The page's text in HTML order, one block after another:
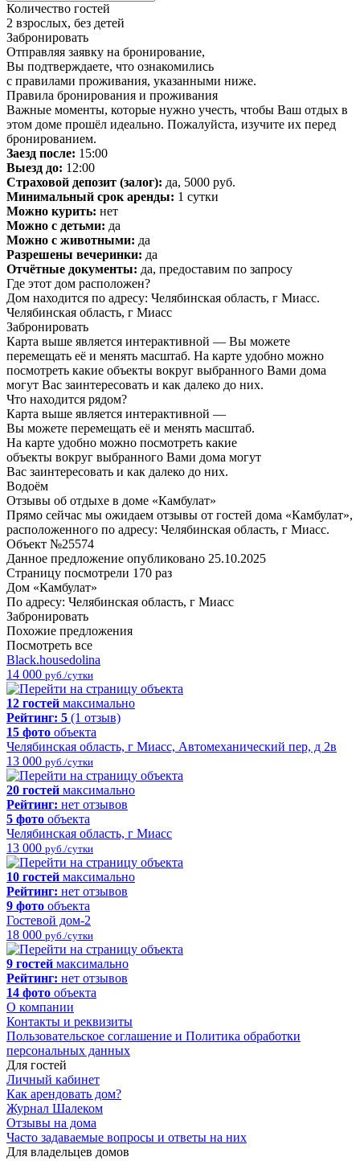
Количество гостей
2 взрослых, без детей
Забронировать
Отправляя заявку на бронирование,
Вы подтверждаете, что ознакомились
с правилами проживания, указанными ниже.
Правила бронирования и проживания
Важные моменты, которые нужно учесть, чтобы Ваш отдых в
этом доме прошёл идеально. Пожалуйста, изучите их перед
бронированием.
Заезд после: 15:00
Выезд до: 12:00
Страховой депозит (залог): да, 5000 руб.
Минимальный срок аренды: 1 сутки
Можно курить: нет
Можно с детьми: да
Можно с животными: да
Разрешены вечеринки: да
Отчётные документы: да, предоставим по запросу
Где этот дом расположен?
Дом находится по адресу: Челябинская область, г Миасс.
Челябинская область, г Миасс
Забронировать
Карта выше является интерактивной — Вы можете
перемещать её и менять масштаб. На карте удобно можно
посмотреть какие объекты вокруг выбранного Вами дома
могут Вас заинтересовать и как далеко до них.
Что находится рядом?
Карта выше является интерактивной —
Вы можете перемещать её и менять масштаб.
На карте удобно можно посмотреть какие
объекты вокруг выбранного Вами дома могут
Вас заинтересовать и как далеко до них.
Водоём
Отзывы об отдыхе в доме «Камбулат»
Прямо сейчас мы ожидаем отзывы от гостей дома «Камбулат»,
расположенного по адресу: Челябинская область, г Миасс.
Объект №25574
Данное предложение опубликовано 25.10.2025
Страницу посмотрели 170 раз
Дом «Камбулат»
По адресу: Челябинская область, г Миасс
Забронировать
Похожие предложения
Посмотреть все
Black.housedolina
14 000 руб./сутки
12 гостей максимально
Рейтинг: 5 (1 отзыв)
15 фото объекта
Челябинская область, г Миасс, Автомеханический пер, д 2в
13 000 руб./сутки
20 гостей максимально
Рейтинг: нет отзывов
5 фото объекта
Челябинская область, г Миасс
13 000 руб./сутки
10 гостей максимально
Рейтинг: нет отзывов
9 фото объекта
Гостевой дом-2
18 000 руб./сутки
9 гостей максимально
Рейтинг: нет отзывов
14 фото объекта
О компании
Контакты и реквизиты
Пользовательское соглашение и Политика обработки
персональных данных
Для гостей
Личный кабинет
Как арендовать дом?
Журнал Шалеком
Отзывы на дома
Часто задаваемые вопросы и ответы на них
Для владельцев домов